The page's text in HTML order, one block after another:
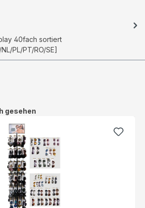
40fach sortiert
PL/PT/RO/SE]
gesehen